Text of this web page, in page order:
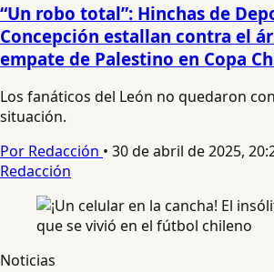
“Un robo total”: Hinchas de
Concepción estallan contra el
empate de Palestino en Copa
Los fanáticos del León no quedaron
situación.
Por Redacción • 30 de abril de 2025,
Redacción
Noticias